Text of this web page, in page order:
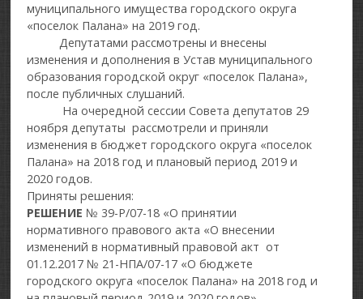
муниципального имущества городского округа
«поселок Палана» на 2019 год.
Депутатами рассмотрены и внесены
изменения и дополнения в Устав муниципального
образования городской округ «поселок Палана»,
после публичных слушаний.
На очередной сессии Совета депутатов 29
ноября депутаты рассмотрели и приняли
изменения в бюджет городского округа «поселок
Палана» на 2018 год и плановый период 2019 и
2020 годов.
Приняты решения:
РЕШЕНИЕ № 39-Р/07-18 «О принятии
нормативного правового акта «О внесении
изменений в нормативный правовой акт от
01.12.2017 № 21-НПА/07-17 «О бюджете
городского округа «поселок Палана» на 2018 год и